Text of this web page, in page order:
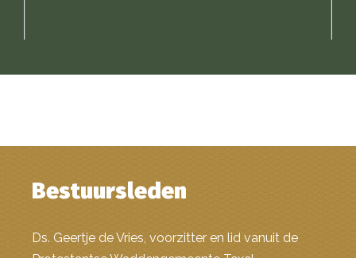
Bestuursleden
Ds. Geertje de Vries, voorzitter en lid vanuit de